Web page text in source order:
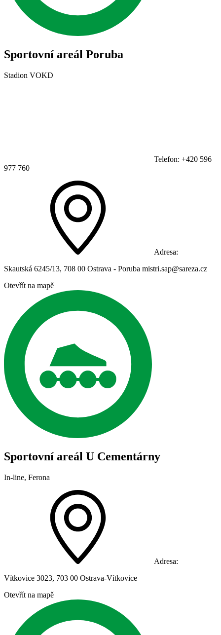
Sportovní areál Poruba
Stadion VOKD
977 760
Adresa:
Skautská 6245/13, 708 00 Ostrava - Poruba mistri.sap@sareza.cz
Otevřít na mapě
Sportovní areál U Cementárny
In-line, Ferona
Adresa:
Vítkovice 3023, 703 00 Ostrava-Vítkovice
Otevřít na mapě